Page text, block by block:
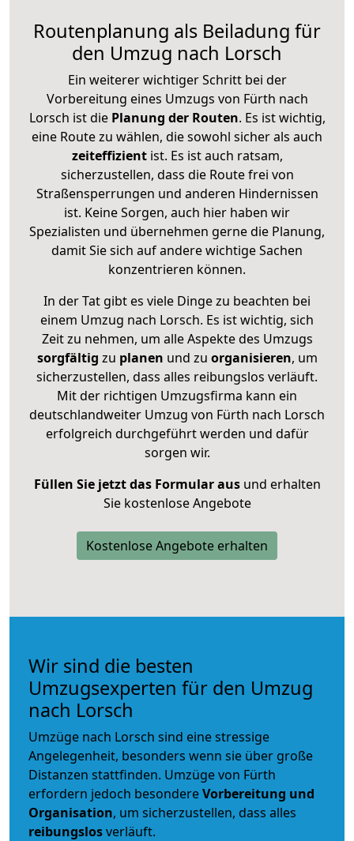
Routenplanung als Beiladung für
den Umzug nach Lorsch
Ein weiterer wichtiger Schritt bei der
Vorbereitung eines Umzugs von Fürth nach
Lorsch ist diePlanung der Routen. Es ist wichtig,
eine Route zu wählen, die sowohl sicher als auch
zeiteffizientist. Es ist auch ratsam,
sicherzustellen, dass die Route frei von
Straßensperrungen und anderen Hindernissen
ist. Keine Sorgen, auch hier haben wir
Spezialisten und übernehmen gerne die Planung,
damit Sie sich auf andere wichtige Sachen
konzentrieren können.
In der Tat gibt es viele Dinge zu beachten bei
einem Umzug nach Lorsch. Es ist wichtig, sich
Zeit zu nehmen, um alle Aspekte des Umzugs
sorgfältig zu planen und zu organisieren, um
sicherzustellen, dass alles reibungslos verläuft.
Mit der richtigen Umzugsfirma kann ein
deutschlandweiter Umzug von Fürth nach Lorsch
erfolgreich durchgeführt werden und dafür
sorgen wir.
Füllen Sie jetzt das Formular ausund erhalten
Sie kostenlose Angebote
Kostenlose Angebote erhalten
Wir sind die besten
Umzugsexperten für den Umzug
nach Lorsch
Umzüge nach Lorsch sind eine stressige
Angelegenheit, besonders wenn sie über große
Distanzen stattfinden. Umzüge von Fürth
erfordern jedoch besondereVorbereitung und
Organisation, um sicherzustellen, dass alles
reibungslosverläuft.